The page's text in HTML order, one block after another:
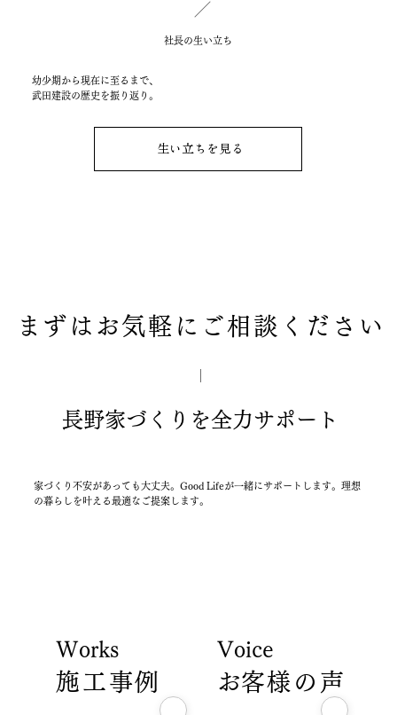
社長の生い立ち
幼少期から現在に至るまで、
​武田建設の歴史を振り返り。
生い立ちを見る
まずはお気軽にご相談ください
長野家づくりを全力サポート
家づくり不安があっても大丈夫。Good Lifeが一緒にサポートします。理想
の暮らしを叶える最適なご提案します。
Works
施工事例
Voice
​お客様の声